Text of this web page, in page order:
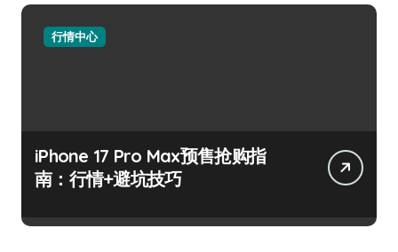
行情中心
iPhone 17 Pro Max预售抢购指
南：行情+避坑技巧